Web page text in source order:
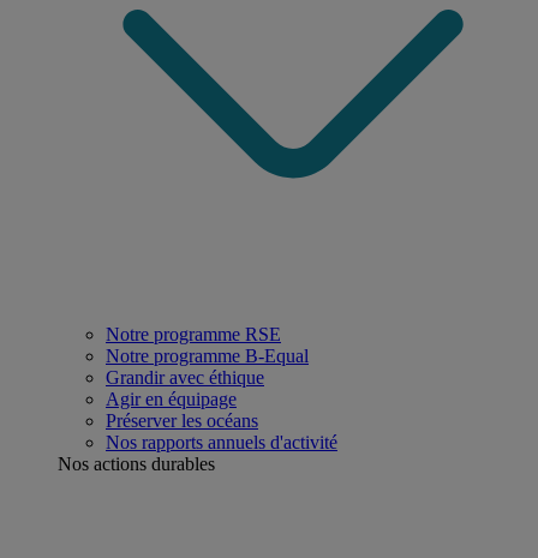
Notre programme RSE
Notre programme B-Equal
Grandir avec éthique
Agir en équipage
Préserver les océans
Nos rapports annuels d'activité
Nos actions durables